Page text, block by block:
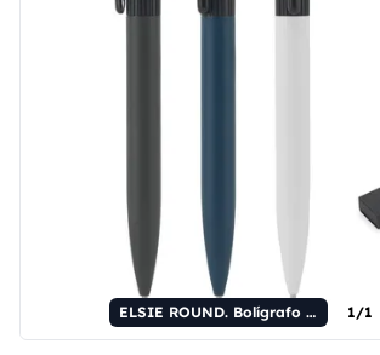
ELSIE ROUND. Bolígrafo metálico (60% reciclado) con diseño redondeado. 1/1